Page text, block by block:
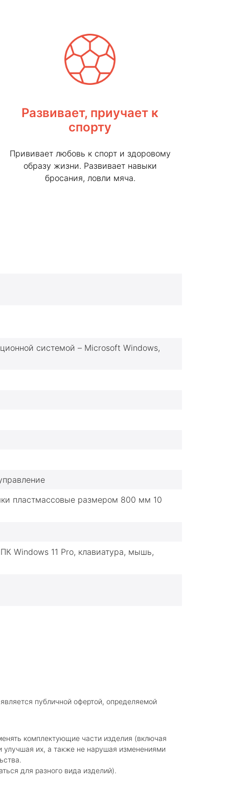
Развивает, приучает к
спорту
Прививает любовь к спорт и здоровому
образу жизни. Развивает навыки
бросания, ловли мяча.
системой – Microsoft Windows,
пластмассовые размером 800 мм 10
Windows 11 Pro, клавиатура, мышь,
публичной офертой, определяемой
комплектующие части изделия (включая
их, а также не нарушая изменениями
для разного вида изделий).